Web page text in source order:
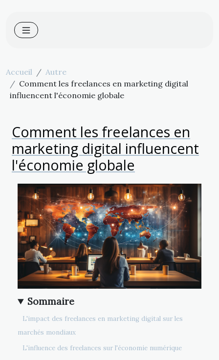
Accueil
Autre
Comment les freelances en marketing digital
influencent l'économie globale
Comment les freelances en
marketing digital influencent
l'économie globale
Sommaire
L'impact des freelances en marketing digital sur les
marchés mondiaux
L'influence des freelances sur l'économie numérique